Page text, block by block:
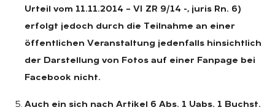
Urteil vom 11.11.2014 – VI ZR 9/14 -, juris Rn. 6)
erfolgt jedoch durch die Teilnahme an einer
öffentlichen Veranstaltung jedenfalls hinsichtlich
der Darstellung von Fotos auf einer Fanpage bei
Facebook nicht.
Auch ein sich nach Artikel 6 Abs. 1 Uabs. 1 Buchst.